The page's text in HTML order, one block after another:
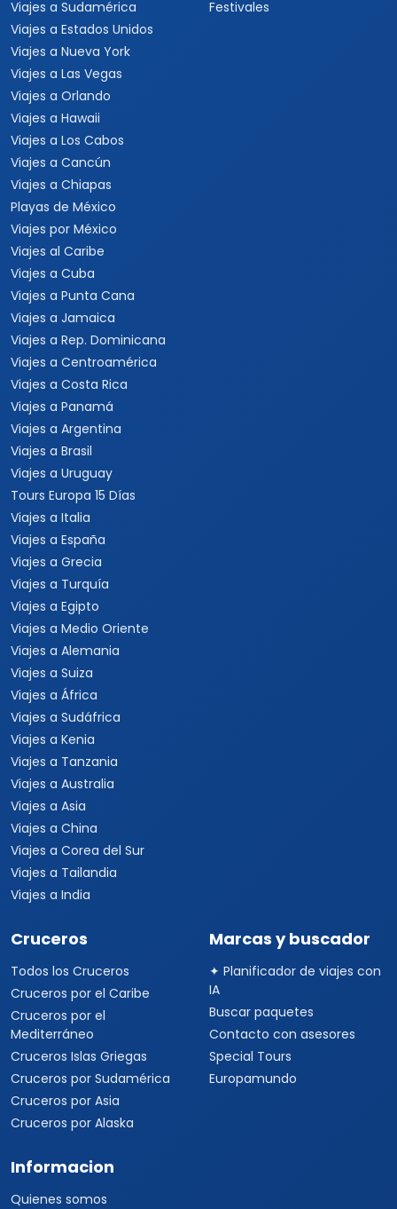
Viajes a Sudamérica
Viajes a Estados Unidos
Viajes a Nueva York
Viajes a Las Vegas
Viajes a Orlando
Viajes a Hawaii
Viajes a Los Cabos
Viajes a Cancún
Viajes a Chiapas
Playas de México
Viajes por México
Viajes al Caribe
Viajes a Cuba
Viajes a Punta Cana
Viajes a Jamaica
Viajes a Rep. Dominicana
Viajes a Centroamérica
Viajes a Costa Rica
Viajes a Panamá
Viajes a Argentina
Viajes a Brasil
Viajes a Uruguay
Tours Europa 15 Días
Viajes a Italia
Viajes a España
Viajes a Grecia
Viajes a Turquía
Viajes a Egipto
Viajes a Medio Oriente
Viajes a Alemania
Viajes a Suiza
Viajes a África
Viajes a Sudáfrica
Viajes a Kenia
Viajes a Tanzania
Viajes a Australia
Viajes a Asia
Viajes a China
Viajes a Corea del Sur
Viajes a Tailandia
Viajes a India
Festivales
Cruceros
Todos los Cruceros
Cruceros por el Caribe
Cruceros por el
Mediterráneo
Cruceros Islas Griegas
Cruceros por Sudamérica
Cruceros por Asia
Cruceros por Alaska
Marcas y buscador
✦ Planificador de viajes con
IA
Buscar paquetes
Contacto con asesores
Special Tours
Europamundo
Informacion
Quienes somos